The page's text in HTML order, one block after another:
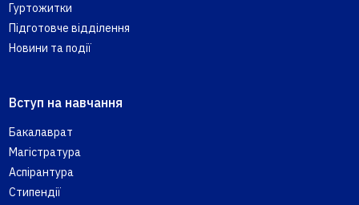
Гуртожитки
Підготовче відділення
Новини та події
Вступ на навчання
Бакалаврат
Магістратура
Аспірантура
Стипендії